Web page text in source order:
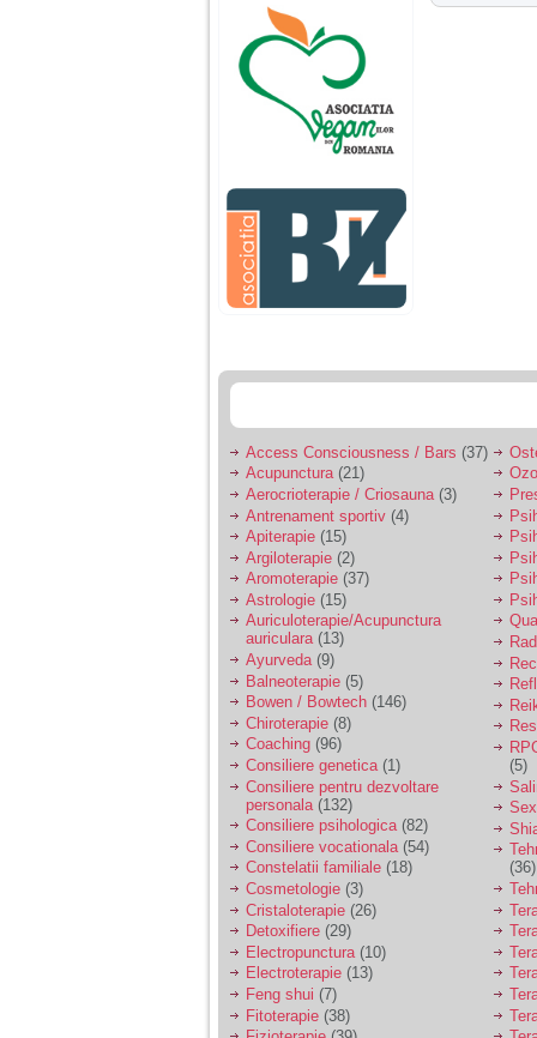
ani, privind in urma
realizez cat de multe
greseli am facut in
educatia si cresterea
ei, am fost o mama
egoista, preocupata
de implinirea
profesionala, cand ea
era mica am neglijat-
agresiva, orice
greseala era taxata cu
o palma sau pedepse.
De 4 ani am o relatie
serioasa cu un barbat
sa se manifeste o
Ma aflu aici pentru ca
vreau sa stiu daca am
nevoie de un psiholog
sau psihiatru.
Sunt casatorita, am
31 de ani si un copil in
varsta de 2 ani care
mi-e lumina ochilor.
De ceva timp simt ca
mi s-a adunat
oboseala, o oboseala
cronica de care nu pot
scapa si simt ca din
cauza ei nu pot
controla nervii si
cateodata are copilul
de suferit.
Am o bariera peste
care nu pot trece:
prietena mea a ramas
insarcinata cu o fata.
Am fost de comun
acord sa facem un
copil, cu gandul ca e
baiat.
Access Consciousness / Bars (37)
Acupunctura(21)
Aerocrioterapie / Criosauna (3)
Antrenament sportiv (4)
Apiterapie (15)
Argiloterapie (2)
Aromoterapie (37)
Astrologie (15)
Auriculoterapie/Acupunctura
auriculara(13)
Ayurveda(9)
Balneoterapie (5)
Bowen / Bowtech (146)
Chiroterapie (8)
Coaching (96)
Consiliere genetica(1)
Consiliere pentru dezvoltare
personala (132)
Consiliere psihologica(82)
Consiliere vocationala (54)
Constelatii familiale (18)
Cosmetologie (3)
Cristaloterapie (26)
Detoxifiere (29)
Electropunctura (10)
Electroterapie (13)
Feng shui (7)
Fitoterapie (38)
(5)
(36)